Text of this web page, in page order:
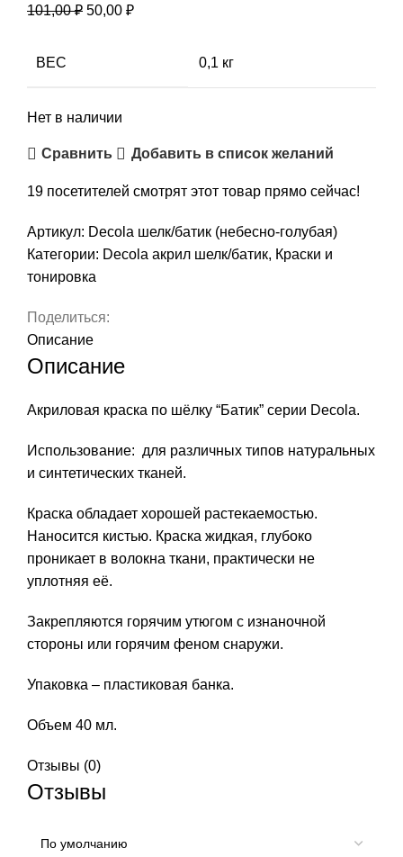
101,00₽ Первоначальная
50,00 ₽Текущая
ВЕС 0,1 кг
Нет в наличии
Сравнить Добавить в список желаний
19 посетителей смотрят этот товар прямо сейчас!
Артикул: Decola шелк/батик (небесно-голубая)
Категории: Decola акрил шелк/батик, Краски и
тонировка
Поделиться:
Описание
Описание
Акриловая краска по шёлку “Батик” серии Decola.
Использование: для различных типов натуральных
и синтетических тканей.
Краска обладает хорошей растекаемостью.
Наносится кистью. Краска жидкая, глубоко
проникает в волокна ткани, практически не
уплотняя её.
Закрепляются горячим утюгом с изнаночной
стороны или горячим феном снаружи.
Упаковка – пластиковая банка.
Объем 40 мл.
Отзывы (0)
Отзывы